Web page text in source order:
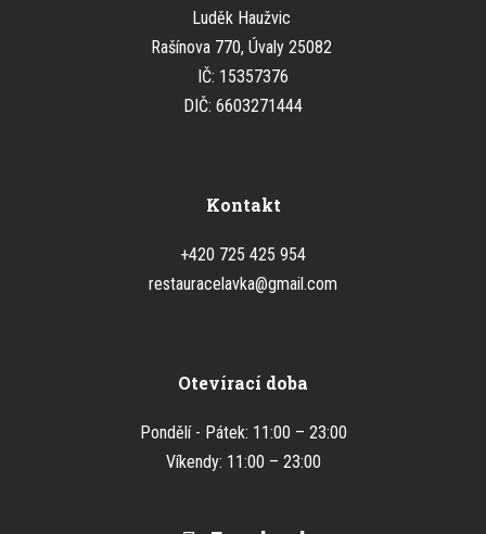
Luděk Haužvic
Rašínova 770, Úvaly 25082
IČ: 15357376
DIČ: 6603271444
Kontakt
+420 725 425 954
restauracelavka@gmail.com
Otevírací doba
Pondělí - Pátek: 11:00 – 23:00
Víkendy: 11:00 – 23:00